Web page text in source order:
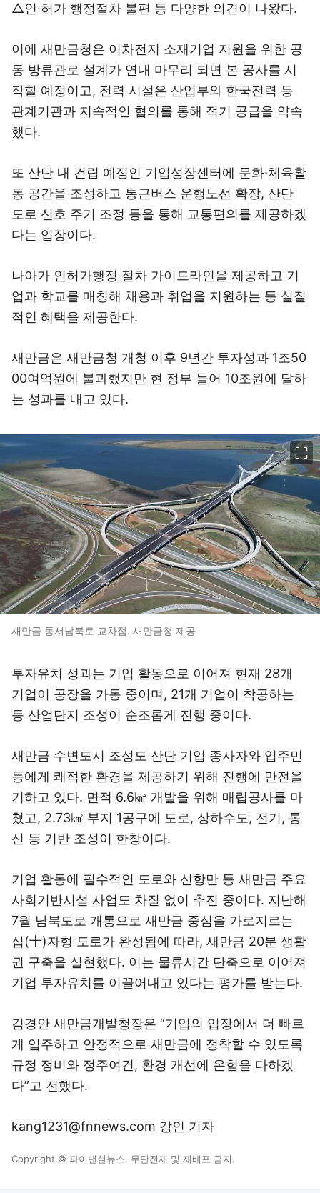
△인·허가 행정절차 불편 등 다양한 의견이 나왔다.
이에 새만금청은 이차전지 소재기업 지원을 위한 공
동 방류관로 설계가 연내 마무리 되면 본 공사를 시
작할 예정이고, 전력 시설은 산업부와 한국전력 등
관계기관과 지속적인 협의를 통해 적기 공급을 약속
했다.
또 산단 내 건립 예정인 기업성장센터에 문화·체육활
동 공간을 조성하고 통근버스 운행노선 확장, 산단
도로 신호 주기 조정 등을 통해 교통편의를 제공하겠
다는 입장이다.
나아가 인허가행정 절차 가이드라인을 제공하고 기
업과 학교를 매칭해 채용과 취업을 지원하는 등 실질
적인 혜택을 제공한다.
새만금은 새만금청 개청 이후 9년간 투자성과 1조50
00여억원에 불과했지만 현 정부 들어 10조원에 달하
는 성과를 내고 있다.
새만금 동서남북로 교차점. 새만금청 제공
투자유치 성과는 기업 활동으로 이어져 현재 28개
기업이 공장을 가동 중이며, 21개 기업이 착공하는
등 산업단지 조성이 순조롭게 진행 중이다.
새만금 수변도시 조성도 산단 기업 종사자와 입주민
등에게 쾌적한 환경을 제공하기 위해 진행에 만전을
기하고 있다. 면적 6.6㎢ 개발을 위해 매립공사를 마
쳤고, 2.73㎢ 부지 1공구에 도로, 상하수도, 전기, 통
신 등 기반 조성이 한창이다.
기업 활동에 필수적인 도로와 신항만 등 새만금 주요
사회기반시설 사업도 차질 없이 추진 중이다. 지난해
7월 남북도로 개통으로 새만금 중심을 가로지르는
십(十)자형 도로가 완성됨에 따라, 새만금 20분 생활
권 구축을 실현했다. 이는 물류시간 단축으로 이어져
기업 투자유치를 이끌어내고 있다는 평가를 받는다.
김경안 새만금개발청장은 “기업의 입장에서 더 빠르
게 입주하고 안정적으로 새만금에 정착할 수 있도록
규정 정비와 정주여건, 환경 개선에 온힘을 다하겠
다”고 전했다.
kang1231@fnnews.com 강인 기자
Copyright © 파이낸셜뉴스. 무단전재 및 재배포 금지.